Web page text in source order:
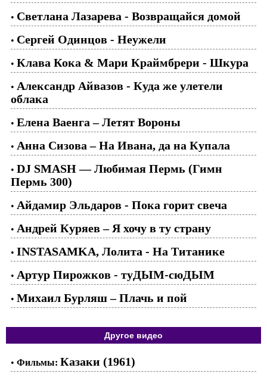
• Светлана Лазарева - Возвращайся домой
• Cергей Одинцов - Неужели
• Клава Кока & Мари Краймбрери - Шкура
• Александр Айвазов - Куда же улетели
облака
• Елена Ваенга – Летят Вороны
• Анна Сизова – На Ивана, да на Купала
• DJ SMASH — Любимая Пермь (Гимн
Пермь 300)
• Айдамир Эльдаров - Пока горит свеча
• Андрей Куряев – Я хочу в ту страну
• INSTASAMKA, Лолита - На Титанике
• Артур Пирожков - туДЫМ-сюДЫМ
• Михаил Бурляш – Плачь и пой
Другое видео
• Фильмы: Казаки (1961)